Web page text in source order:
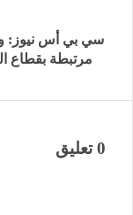
سي بي أس نيوز:
مرتبطة بقطاع
0 تعليق